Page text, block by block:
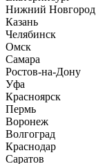
Нижний Новгород
Казань
Челябинск
Омск
Самара
Ростов-на-Дону
Уфа
Красноярск
Пермь
Воронеж
Волгоград
Краснодар
Саратов